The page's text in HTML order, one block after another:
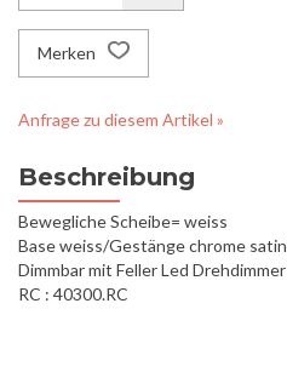
Merken
Anfrage zu diesem Artikel »
Beschreibung
Bewegliche Scheibe= weiss
Base weiss/Gestänge chrome
Dimmbar mit Feller Led
RC : 40300.RC